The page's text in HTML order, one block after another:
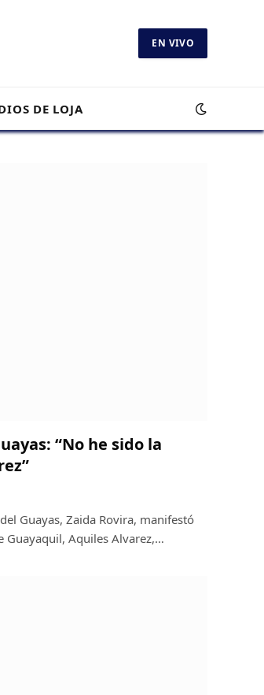
EN VIVO
DE LOJA
“No he sido la
Guayas, Zaida Rovira, manifestó
Guayaquil, Aquiles Alvarez,…